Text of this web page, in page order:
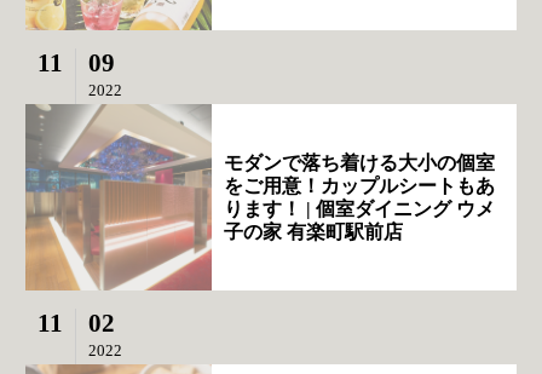
11 09
2022
モダンで落ち着ける大小の個室
をご用意！カップルシートもあ
ります！ | 個室ダイニング ウメ
子の家 有楽町駅前店
11 02
2022